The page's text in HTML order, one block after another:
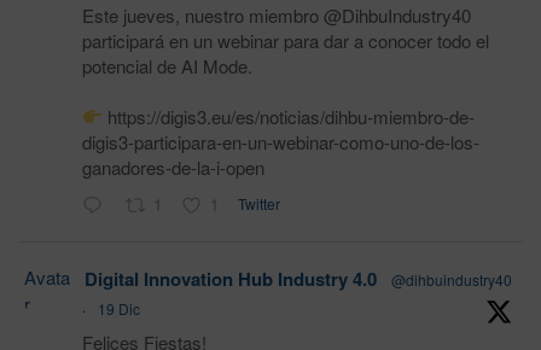
Este jueves, nuestro miembro @DihbuIndustry40
participará en un webinar para dar a conocer todo el
potencial de AI Mode.
https://digis3.eu/es/noticias/dihbu-miembro-de-
digis3-participara-en-un-webinar-como-uno-de-los-
ganadores-de-la-i-open
1 1 Twitter
Avata
r
Digital Innovation Hub Industry 4.0
@dihbuindustry40
·
19 Dic
Felices Fiestas!